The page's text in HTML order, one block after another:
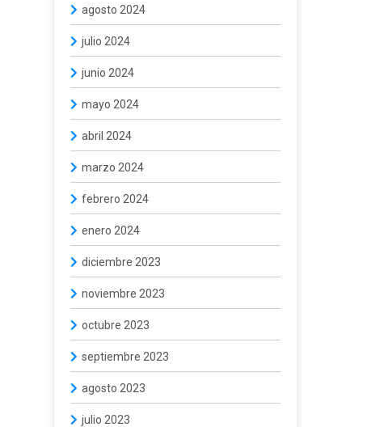
agosto 2024
julio 2024
junio 2024
mayo 2024
abril 2024
marzo 2024
febrero 2024
enero 2024
diciembre 2023
noviembre 2023
octubre 2023
septiembre 2023
agosto 2023
julio 2023